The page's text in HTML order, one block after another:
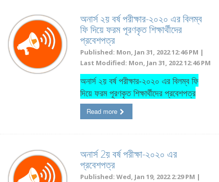
অনার্স ২য় বর্ষ পরীক্ষার-২০২০ এর বিলম্ব
ফি দিয়ে ফরম পূরণকৃত শিক্ষার্থীদের
প্রবেশপত্র
Published: Mon, Jan 31, 2022 12:46 PM |
Last Modified: Mon, Jan 31, 2022 12:46 PM
অনার্স ২য় বর্ষ পরীক্ষার-২০২০ এর বিলম্ব ফি
দিয়ে ফরম পূরণকৃত শিক্ষার্থীদের প্রবেশপত্র
Read more
অনার্স 2য় বর্ষ পরীক্ষা-২০২০ এর
প্রবেশপত্র
Published: Wed, Jan 19, 2022 2:29 PM |